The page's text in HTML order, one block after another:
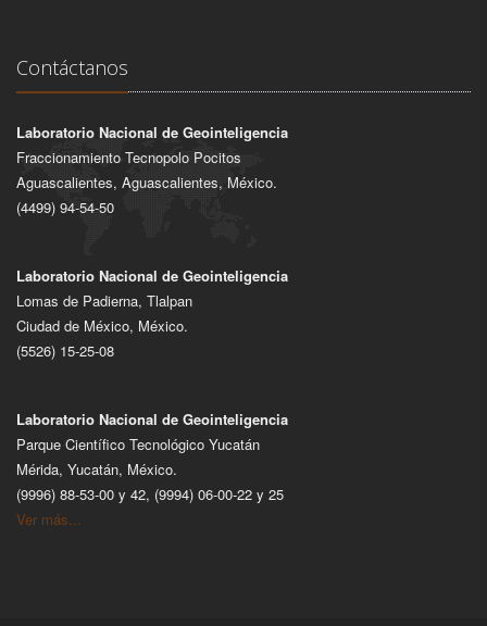
Contáctanos
Laboratorio Nacional de Geointeligencia
Fraccionamiento Tecnopolo Pocitos
Aguascalientes, Aguascalientes, México.
(4499) 94-54-50
Laboratorio Nacional de Geointeligencia
Lomas de Padierna, Tlalpan
Ciudad de México, México.
(5526) 15-25-08
Laboratorio Nacional de Geointeligencia
Parque Científico Tecnológico Yucatán
Mérida, Yucatán, México.
(9996) 88-53-00 y 42, (9994) 06-00-22 y 25
Ver más...